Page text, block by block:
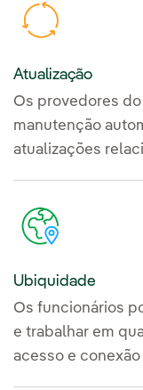
Atualização
Os provedores
manutenção
atualizações
Ubiquidade
Os funcionários
e trabalhar em
acesso e conexão